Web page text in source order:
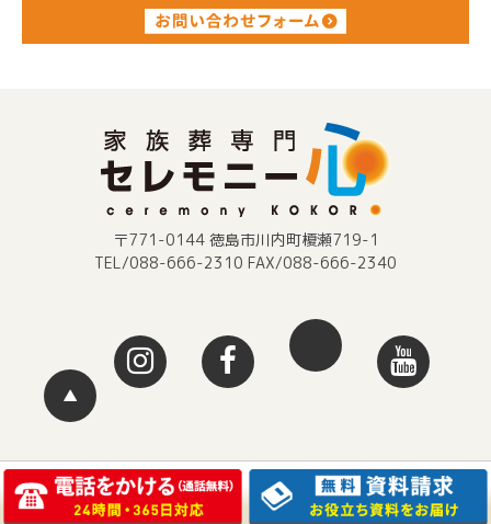
〒771-0144 徳島市川内町榎瀬719-1
TEL/088-666-2310 FAX/088-666-2340
▲